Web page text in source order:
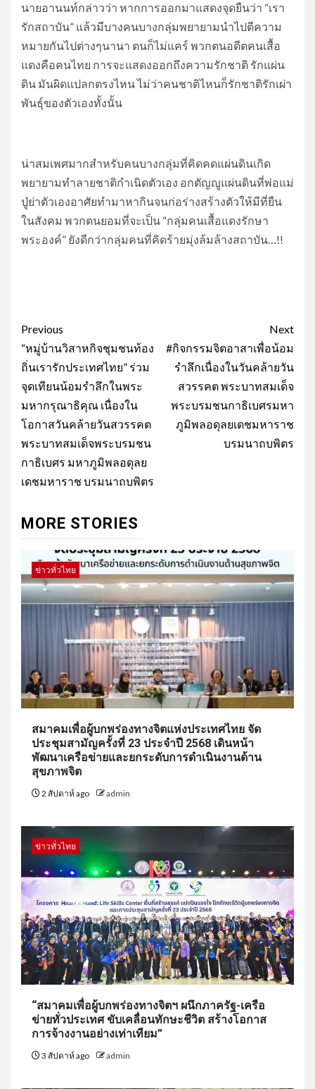
นายอานนท์กล่าวว่า หากการออกมาแสดงจุดยืนว่า “เรา
รักสถาบัน” แล้วมีบางคนบางกลุ่มพยายามนำไปตีความ
หมายกันไปต่างๆนานา ตนก็ไม่แคร์ พวกตนอดีตคนเสื้อ
แดงคือคนไทย การจะแสดงออกถึงความรักชาติ รักแผ่น
ดิน มันผิดแปลกตรงไหน ไม่ว่าคนชาติไหนก็รักชาติรักเผ่า
พันธุ์ของตัวเองทั้งนั้น
น่าสมเพศมากสำหรับคนบางกลุ่มที่คิดคดแผ่นดินเกิด
พยายามทำลายชาติกำเนิดตัวเอง อกตัญญูแผ่นดินที่พ่อแม่
ปู่ย่าตัวเองอาศัยทำมาหากินจนก่อร่างสร้างตัวให้มีที่ยืน
ในสังคม พวกตนยอมที่จะเป็น “กลุ่มคนเสื้อแดงรักษา
พระองค์” ยังดีกว่ากลุ่มคนที่คิดร้ายมุ่งล้มล้างสถาบัน…!!
Post
navigation
Previous
“หมู่บ้านวิสาหกิจชุมชนท้อง
ถิ่นเรารักประเทศไทย” ร่วม
จุดเทียนน้อมรำลึกในพระ
มหากรุณาธิคุณ เนื่องใน
โอกาสวันคล้ายวันสวรรคต
พระบาทสมเด็จพระบรมชน
กาธิเบศร มหาภูมิพลอดุลย
เดชมหาราช บรมนาถบพิตร
Next
#กิจกรรมจิตอาสาเพื่อน้อม
รำลึกเนื่องในวันคล้ายวัน
สวรรคต พระบาทสมเด็จ
พระบรมชนกาธิเบศรมหา
ภูมิพลอดุลยเดชมหาราช
บรมนาถบพิตร
MORE STORIES
ข่าวทั่วไทย
สมาคมเพื่อผู้บกพร่องทางจิตแห่งประเทศไทย จัด
ประชุมสามัญครั้งที่ 23 ประจำปี 2568 เดินหน้า
พัฒนาเครือข่ายและยกระดับการดำเนินงานด้าน
สุขภาพจิต
2 สัปดาห์ ago admin
ข่าวทั่วไทย
“สมาคมเพื่อผู้บกพร่องทางจิตฯ ผนึกภาครัฐ-เครือ
ข่ายทั่วประเทศ ขับเคลื่อนทักษะชีวิต สร้างโอกาส
การจ้างงานอย่างเท่าเทียม”
3 สัปดาห์ ago admin